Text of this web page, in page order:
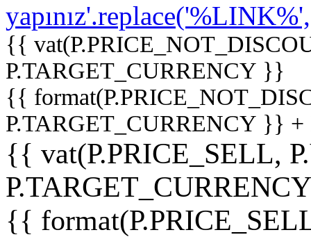
{{
P.TARGET_CURRENCY }}
{{
P.TARGET_CURRENCY }}
{{ vat(P.PRICE_SELL,
{{